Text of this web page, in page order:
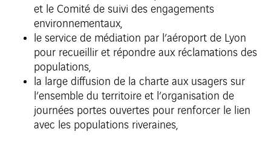
et le Comité de suivi des engagements
environnementaux,
le service de médiation par l’aéroport de Lyon
pour recueillir et répondre aux réclamations des
populations,
la large diffusion de la charte aux usagers sur
l’ensemble du territoire et l’organisation de
journées portes ouvertes pour renforcer le lien
avec les populations riveraines,